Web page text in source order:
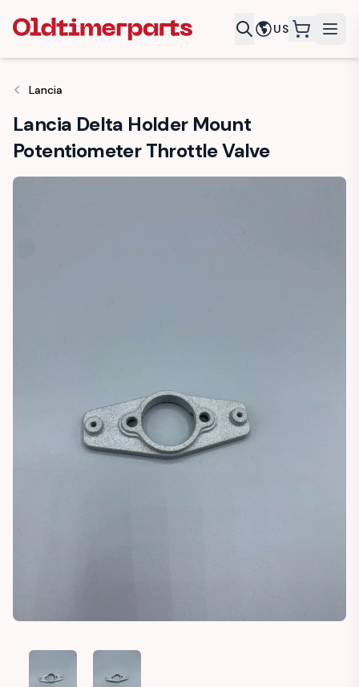
US
Lancia
Lancia Delta Holder Mount
Potentiometer Throttle Valve
LANCIA DELTA HOLDER MOUNT POTENTIOMETER
LANCIA DELTA HOLDER MOUNT